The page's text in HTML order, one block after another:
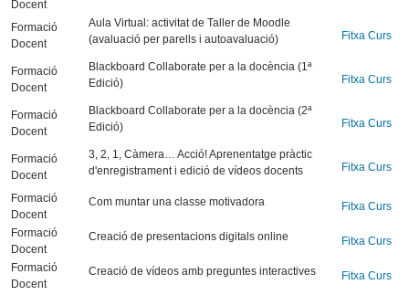
Docent
Formació
Docent
Aula Virtual: activitat de Taller de Moodle
(avaluació per parells i autoavaluació)
Fitxa Curs
Formació
Docent
Blackboard Collaborate per a la docència (1ª
Edició)
Fitxa Curs
Formació
Docent
Blackboard Collaborate per a la docència (2ª
Edició)
Fitxa Curs
Formació
Docent
3, 2, 1, Càmera… Acció! Aprenentatge pràctic
d'enregistrament i edició de vídeos docents
Fitxa Curs
Formació
Docent
Com muntar una classe motivadora Fitxa Curs
Formació
Docent
Creació de presentacions digitals online Fitxa Curs
Formació
Docent
Creació de vídeos amb preguntes interactives Fitxa Curs